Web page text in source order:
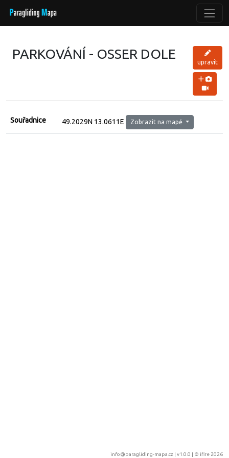
PARKOVÁNÍ - OSSER DOLE
upravit
Souřadnice 49.2029N 13.0611E Zobrazit na mapě
info@paragliding-mapa.cz | v1.0.0 | © ifire 2026